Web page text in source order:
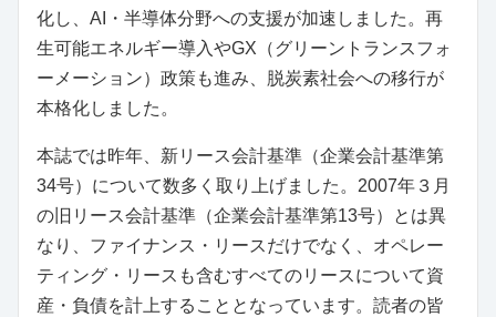
化し、AI・半導体分野への支援が加速しました。再
生可能エネルギー導入やGX（グリーントランスフォ
ーメーション）政策も進み、脱炭素社会への移行が
本格化しました。
本誌では昨年、新リース会計基準（企業会計基準第
34号）について数多く取り上げました。2007年３月
の旧リース会計基準（企業会計基準第13号）とは異
なり、ファイナンス・リースだけでなく、オペレー
ティング・リースも含むすべてのリースについて資
産・負債を計上することとなっています。読者の皆